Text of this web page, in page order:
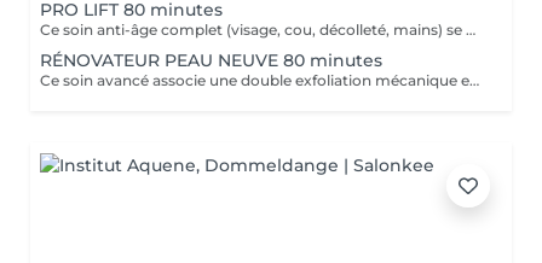
PRO LIFT 80 minutes
Ce soin anti-âge complet (visage, cou, décolleté, mains) se distingue par sa combinaison unique d'exfoliations, de stimulation cellulaire mécanique et de manoeuvres facialistes exclusives. Il uniformise et illumine le teint, tout en liftant et redessinant les contours du visage. En comblant visiblement les rides et en renforçant la fermeté de la peau, ce soin révèle un épiderme plus lisse, lifté et rajeuni.
RÉNOVATEUR PEAU NEUVE 80 minutes
Ce soin avancé associe une double exfoliation mécanique et chimique du visage et du cou, permettant un nettoyage en profondeur de l'épiderme. Il favorise l'élimination des toxines et stimule le renouvellement cellulaire pour retrouver une peau saine, uniforme et lumineuse.